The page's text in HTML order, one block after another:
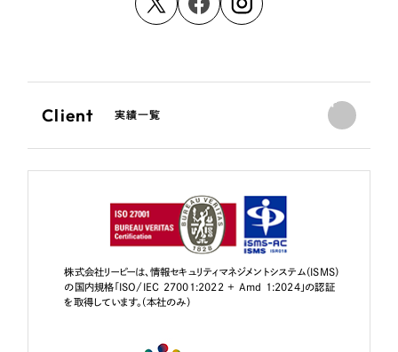
Client 実績一覧
株式会社リーピーは、情報セキュリティマネジメントシステム（ISMS）
の国内規格「ISO/IEC 27001:2022 + Amd 1:2024」の認証
を取得しています。（本社のみ）